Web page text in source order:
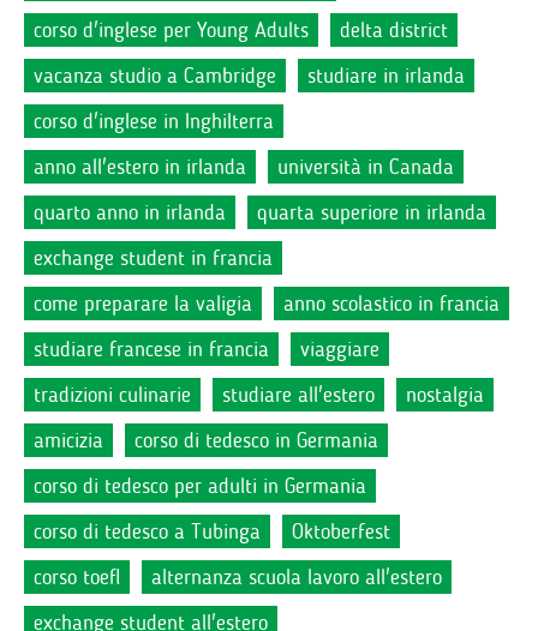
corso d'inglese per Young Adults
delta district
vacanza studio a Cambridge
studiare in irlanda
corso d'inglese in Inghilterra
anno all'estero in irlanda
università in Canada
quarto anno in irlanda
quarta superiore in irlanda
exchange student in francia
come preparare la valigia
anno scolastico in francia
studiare francese in francia
viaggiare
tradizioni culinarie
studiare all'estero
nostalgia
amicizia
corso di tedesco in Germania
corso di tedesco per adulti in Germania
corso di tedesco a Tubinga
Oktoberfest
corso toefl
alternanza scuola lavoro all'estero
exchange student all'estero